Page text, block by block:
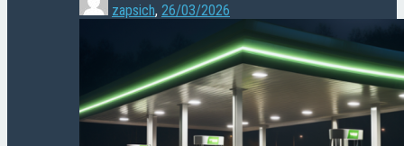
zapsich, 26/03/2026